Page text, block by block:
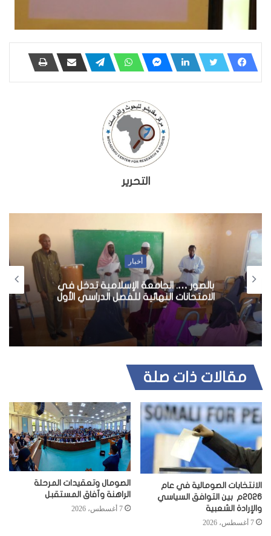
التحرير
أخبار
بالصور …. الجامعة الإسلامية تدخل في
الامتحانات النهائية للفصل الدراسي الأول
مقالات ذات صلة
الانتخابات الصومالية في عام
2026م بين التوافق السياسي
والإرادة الشعبية
7 أغسطس، 2026
الصومال وتعقيدات المرحلة
الراهنة وآفاق المستقبل
7 أغسطس، 2026